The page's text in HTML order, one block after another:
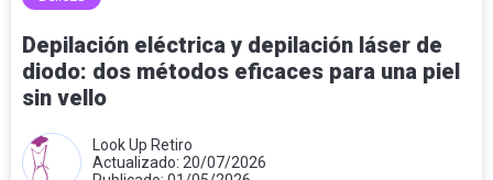
Depilación eléctrica y depilación láser de
diodo: dos métodos eficaces para una piel
sin vello
Look Up Retiro
Actualizado: 20/07/2026